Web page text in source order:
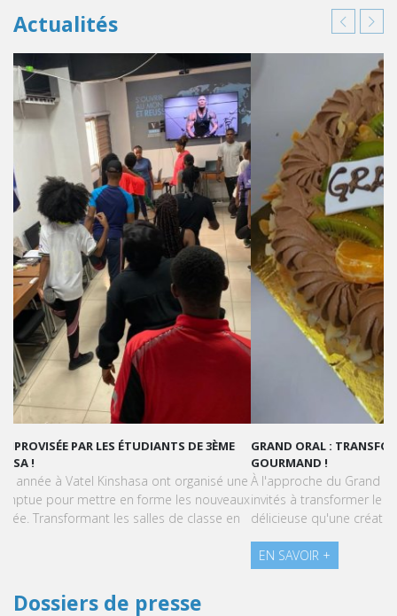
Actualités
GRAND ORAL : TRANSFORMONS LE STRESS EN SUCCÈS
GOURMAND !
À l'approche du Grand Oral, les étudiants de Vatel Kinshasa sont
invités à transformer le stress en une expérience aussi
délicieuse qu'une création pâtissière.